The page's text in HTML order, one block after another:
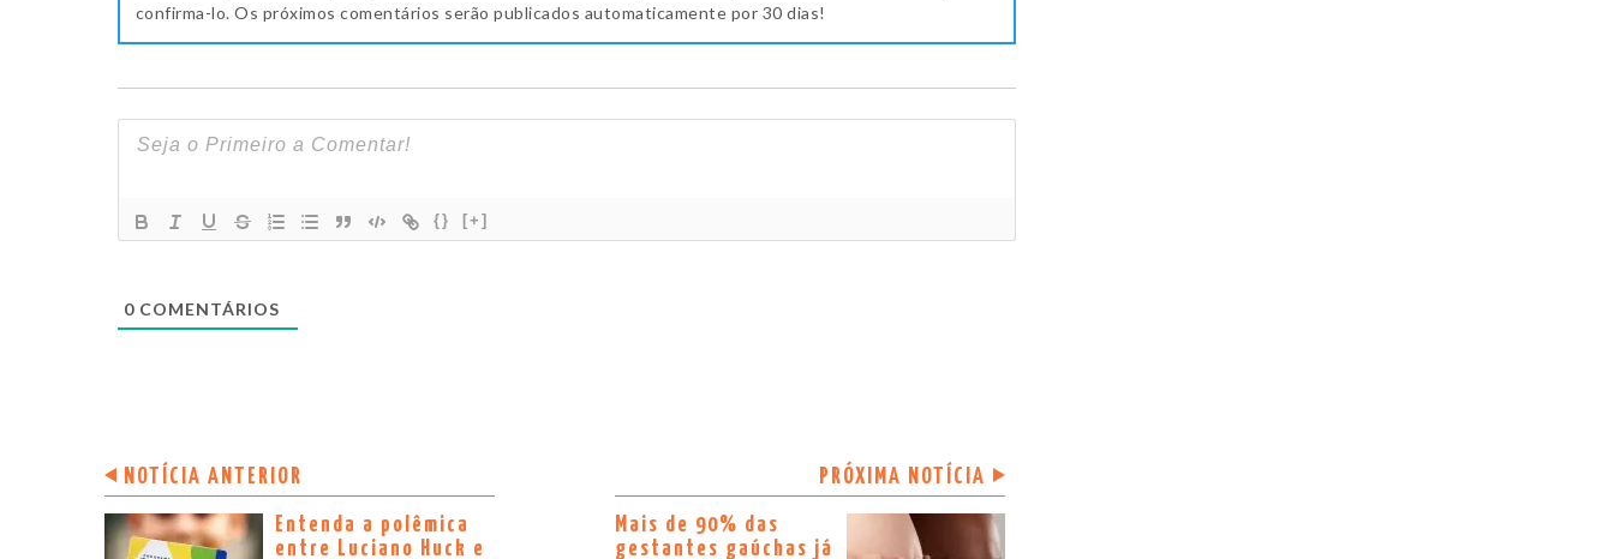
confirma-lo. Os próximos comentários serão publicados automaticamente por 30 dias!
{} [+]
0 COMENTÁRIOS
NOTÍCIA ANTERIOR
Entenda a polêmica
entre Luciano Huck e
PRÓXIMA NOTÍCIA
Mais de 90% das
gestantes gaúchas já